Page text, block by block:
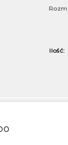
Ilość: